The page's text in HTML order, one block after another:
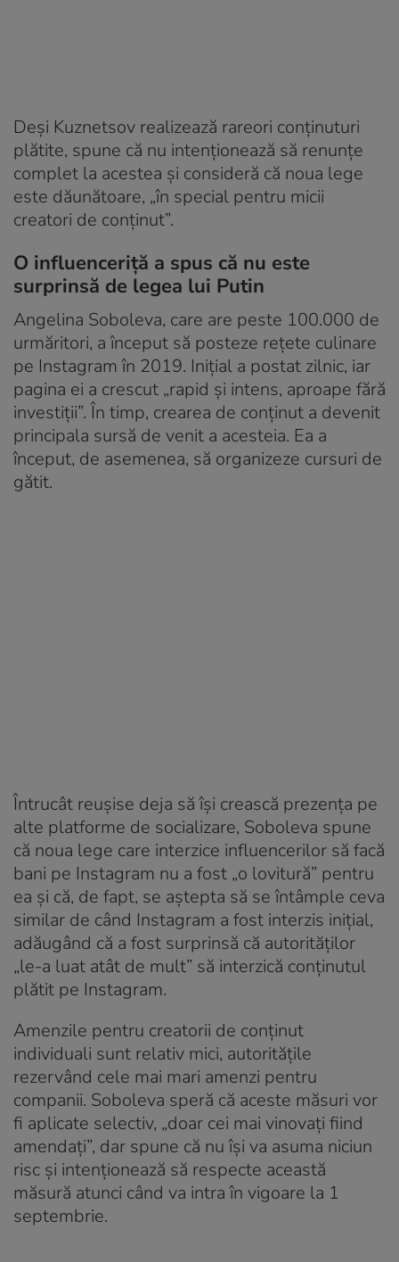
Deși Kuznetsov realizează rareori conținuturi
plătite, spune că nu intenționează să renunțe
complet la acestea și consideră că noua lege
este dăunătoare, „în special pentru micii
creatori de conținut”.
O influenceriță a spus că nu este
surprinsă de legea lui Putin
Angelina Soboleva, care are peste 100.000 de
urmăritori, a început să posteze rețete culinare
pe Instagram în 2019. Inițial a postat zilnic, iar
pagina ei a crescut „rapid și intens, aproape fără
investiții”. În timp, crearea de conținut a devenit
principala sursă de venit a acesteia. Ea a
început, de asemenea, să organizeze cursuri de
gătit.
Întrucât reușise deja să își crească prezența pe
alte platforme de socializare, Soboleva spune
că noua lege care interzice influencerilor să facă
bani pe Instagram nu a fost „o lovitură” pentru
ea și că, de fapt, se aștepta să se întâmple ceva
similar de când Instagram a fost interzis inițial,
adăugând că a fost surprinsă că autorităților
„le-a luat atât de mult” să interzică conținutul
plătit pe Instagram.
Amenzile pentru creatorii de conținut
individuali sunt relativ mici, autoritățile
rezervând cele mai mari amenzi pentru
companii. Soboleva speră că aceste măsuri vor
fi aplicate selectiv, „doar cei mai vinovați fiind
amendați”, dar spune că nu își va asuma niciun
risc și intenționează să respecte această
măsură atunci când va intra în vigoare la 1
septembrie.